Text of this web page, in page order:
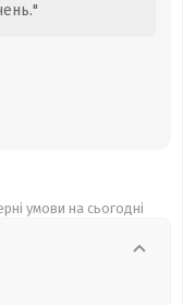
умови на сьогодні